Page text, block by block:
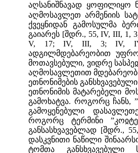
აღსანიშნავად ყოფილიყო
აღმოსავლეთ არმენიის
ქვეყნიდან გამოსულმა
გაიარეს [შდრ., 55, IV, III, 1,
V, 17; IV, III, 3; IV, IV,
ადგილმდებარეობით უფრო
მოთავსებული, ვიდრე
აღმოსავლეთით
ეთნონიმების
ეთნონიმის მატარებელი
გამოხატვა. როგორც ჩანს,
გამოყენებული
როგორც ტერმინი
განსასხვავებლად [შდრ.,
დასკვნითი ნაწილი
ტომთა განსხვავებული